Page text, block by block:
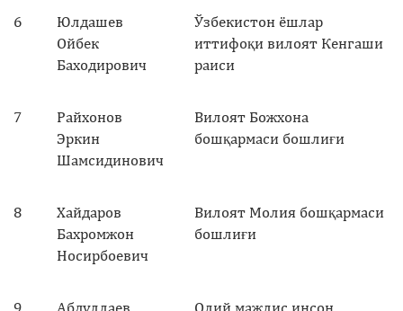
6
Юлдашев
Ойбек
Баходирович
Ўзбекистон ёшлар
иттифоқи вилоят Кенгаши
раиси
7
Райхонов
Эркин
Шамсидинович
Вилоят Божхона
бошқармаси бошлиғи
8
Хайдаров
Бахромжон
Носирбоевич
Вилоят Молия бошқармаси
бошлиғи
9 Абдуллаев Олий мажлис инсон